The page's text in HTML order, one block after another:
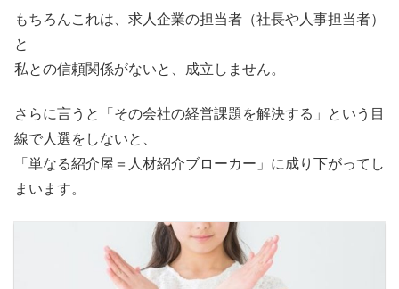
もちろんこれは、求人企業の担当者（社長や人事担当者）
と
私との信頼関係がないと、成立しません。
さらに言うと「その会社の経営課題を解決する」という目
線で人選をしないと、
「単なる紹介屋＝人材紹介ブローカー」に成り下がってし
まいます。